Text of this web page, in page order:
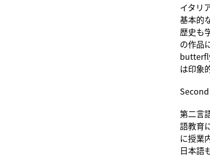
イタリ
基本的
歴史も
の作品
は印象
第二言
語教育
に授業
日本語